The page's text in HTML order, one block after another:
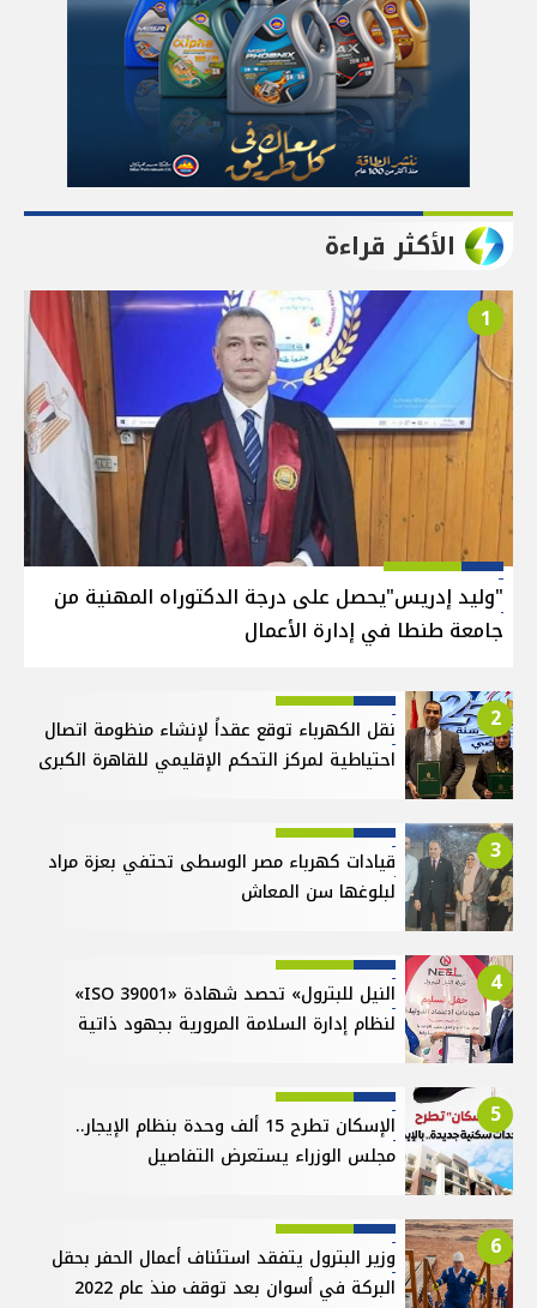
الأكثر قراءة
1
"وليد إدريس"يحصل على درجة الدكتوراه المهنية من
جامعة طنطا في إدارة الأعمال
2
نقل الكهرباء توقع عقداً لإنشاء منظومة اتصال
احتياطية لمركز التحكم الإقليمي للقاهرة الكبرى
3
قيادات كهرباء مصر الوسطى تحتفي بعزة مراد
لبلوغها سن المعاش
4
النيل للبترول» تحصد شهادة «ISO 39001»
لنظام إدارة السلامة المرورية بجهود ذاتية
5
الإسكان تطرح 15 ألف وحدة بنظام الإيجار..
مجلس الوزراء يستعرض التفاصيل
6
وزير البترول يتفقد استئناف أعمال الحفر بحقل
البركة في أسوان بعد توقف منذ عام 2022